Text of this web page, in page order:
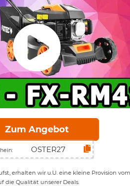
Zum Angebot
erhalten wir u.U. eine kleine Provision
die Qualität unserer Deals.